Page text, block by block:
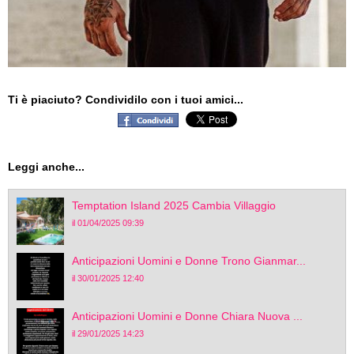
Ti è piaciuto? Condividilo con i tuoi amici...
Leggi anche...
Temptation Island 2025 Cambia Villaggio
il 01/04/2025 09:39
Anticipazioni Uomini e Donne Trono Gianmar...
il 30/01/2025 12:40
Anticipazioni Uomini e Donne Chiara Nuova ...
il 29/01/2025 14:23